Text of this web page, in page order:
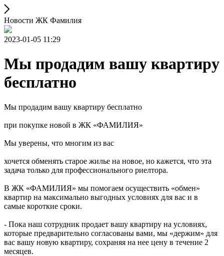
Новости ЖК Фамилия
2023-01-05 11:29
Мы продадим вашу квартиру
бесплатно
Мы продадим вашу квартиру бесплатно
при покупке новой в ЖК «ФАМИЛИЯ»
Мы уверены, что многим из вас
хочется обменять старое жилье на новое, но кажется, что эта
задача только для профессионального риелтора.
В ЖК «ФАМИЛИЯ» мы помогаем осуществить «обмен»
квартир на максимально выгодных условиях для вас и в
самые короткие сроки.
- Пока наш сотрудник продает вашу квартиру на условиях,
которые предварительно согласованы вами, мы «держим» для
вас вашу новую квартиру, сохраняя на нее цену в течение 2
месяцев.